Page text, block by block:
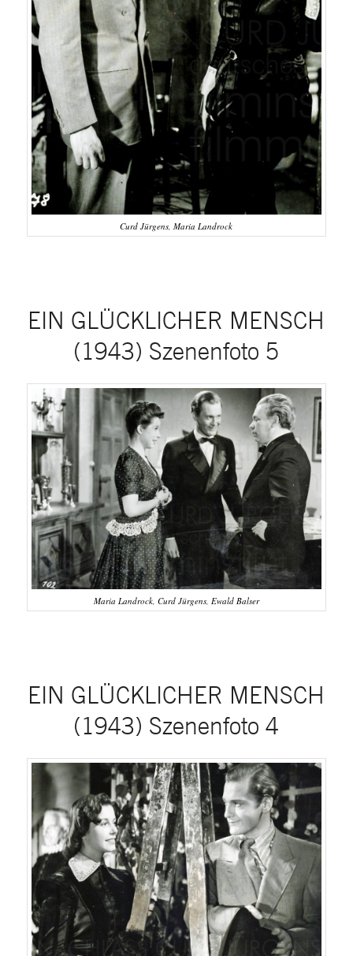
Curd Jürgens, Maria Landrock
EIN GLÜCKLICHER MENSCH
(1943) Szenenfoto 5
Maria Landrock, Curd Jürgens, Ewald Balser
EIN GLÜCKLICHER MENSCH
(1943) Szenenfoto 4